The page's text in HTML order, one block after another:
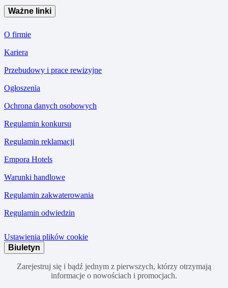
Ważne linki
O firmie
Kariera
Przebudowy i prace rewizyjne
Ogłoszenia
Ochrona danych osobowych
Regulamin konkursu
Regulamin reklamacji
Empora Hotels
Warunki handlowe
Regulamin zakwaterowania
Regulamin odwiedzin
Ustawienia plików cookie
Biuletyn
Zarejestruj się i bądź jednym z pierwszych, którzy otrzymają
informacje o nowościach i promocjach.